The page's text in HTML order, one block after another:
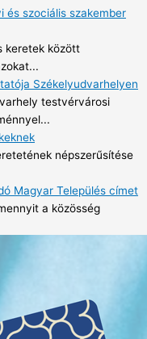
és szociális szakember
keretek között
Székelyudvarhelyen
testvérvárosi
népszerűsítése
Magyar Település címet
a közösség